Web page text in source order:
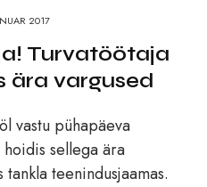
2017
Turvatöötaja
ära vargused
vastu pühapäeva
sellega ära
teenindusjaamas.